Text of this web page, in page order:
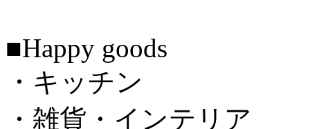
■Happy goods
・キッチン
・雑貨・インテリア